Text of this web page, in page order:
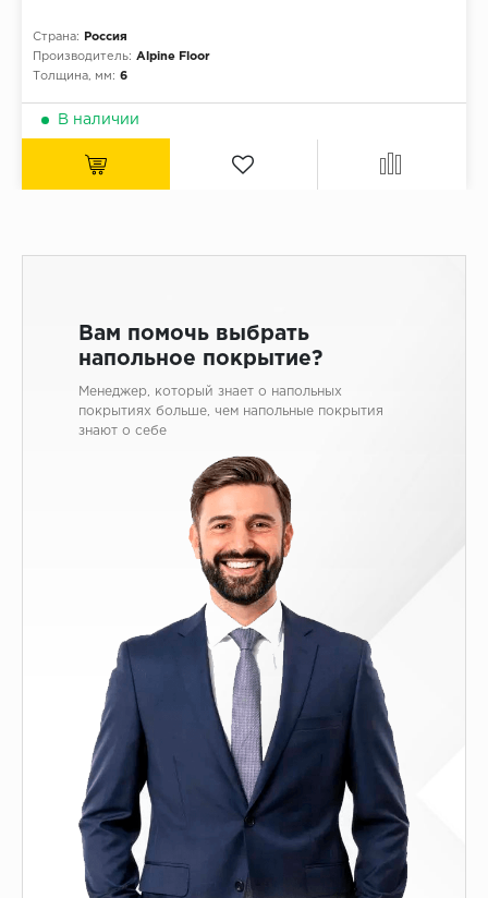
Страна:
Россия
Производитель: Alpine Floor
Толщина, мм: 6
В наличии
Вам помочь выбрать
напольное покрытие?
Менеджер, который знает о напольных
покрытиях больше, чем напольные покрытия
знают о себе